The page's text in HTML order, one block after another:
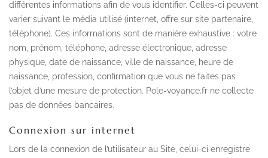
différentes informations afin de vous identifier. Celles-ci peuvent
varier suivant le média utilisé (internet, offre sur site partenaire,
téléphone). Ces informations sont de manière exhaustive : votre
nom, prénom, téléphone, adresse électronique, adresse
physique, date de naissance, ville de naissance, heure de
naissance, profession, confirmation que vous ne faites pas
l’objet d’une mesure de protection. Pole-voyance.fr ne collecte
pas de données bancaires.
Connexion sur internet
Lors de la connexion de l’utilisateur au Site, celui-ci enregistre